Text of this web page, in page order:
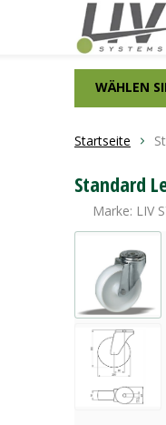
WÄHLEN
Startseite
Standard
Marke: LIV